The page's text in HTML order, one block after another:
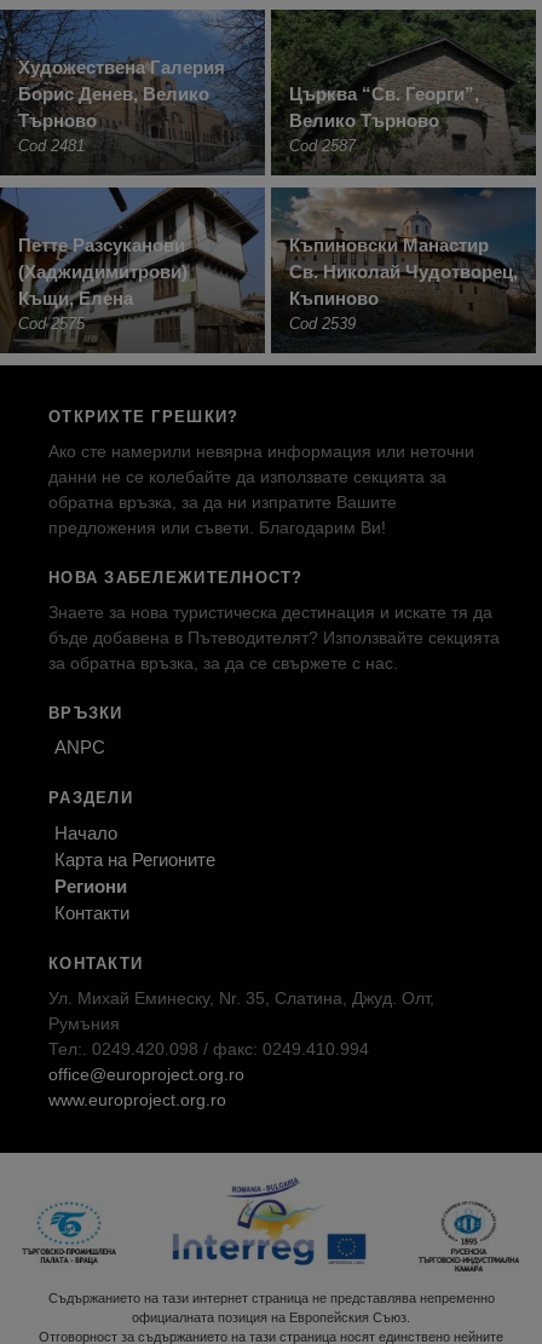
Художествена Галерия
Борис Денев, Велико
Търново
Cod 2481
Църква “Св. Георги”,
Велико Търново
Cod 2587
Петте Разсуканови
(Хаджидимитрови)
Къщи, Елена
Cod 2575
Къпиновски Манастир
Св. Николай Чудотворец,
Къпиново
Cod 2539
ОТКРИХТЕ ГРЕШКИ?
Ако сте намерили невярна информация или неточни
данни не се колебайте да използвате секцията за
обратна връзка, за да ни изпратите Вашите
предложения или съвети. Благодарим Ви!
НОВА ЗАБЕЛЕЖИТЕЛНОСТ?
Знаете за нова туристическа дестинация и искате тя да
бъде добавена в Пътеводителят? Използвайте секцията
за обратна връзка, за да се свържете с нас.
ВРЪЗКИ
ANPC
РАЗДЕЛИ
Начало
Карта на Регионите
Региони
Контакти
КОНТАКТИ
Ул. Михай Еминеску, Nr. 35, Слатина, Джуд. Олт,
Румъния
Тел:. 0249.420.098 / факс: 0249.410.994
office@europroject.org.ro
www.europroject.org.ro
Съдържанието на тази интернет страница не представлява непременно
официалната позиция на Европейския Съюз.
Отговорност за съдържанието на тази страница носят единствено нейните